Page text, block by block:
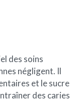
des soins
négligent. Il
et le sucre
des caries